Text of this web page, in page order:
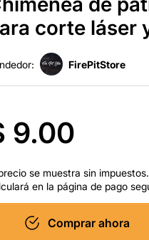
corte láser
FirePitStore
9.00
se muestra sin
en la página de pago
Comprar ahora